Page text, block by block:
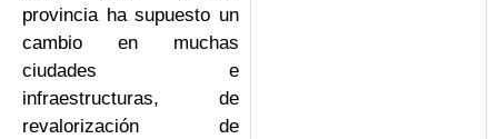
provincia ha supuesto un
cambio en muchas
ciudades e
infraestructuras, de
revalorización de